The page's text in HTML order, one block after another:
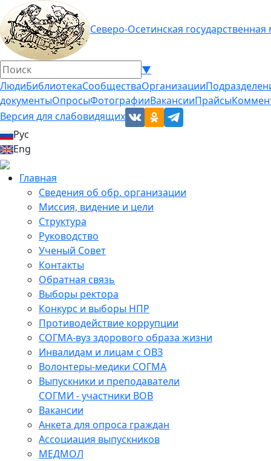
Северо-Осетинская
▼
ЛюдиБиблиотекаСообществаОрганизации
документыОпросыФотографииВакансииПрайсы
Версия для слабовидящих
Рус
Eng
Главная
Сведения об обр. организации
Миссия, видение и цели
Структура
Руководство
Ученый Совет
Контакты
Обратная связь
Выборы ректора
Конкурс и выборы НПР
Противодействие коррупции
СОГМА-вуз здорового образа жизни
Инвалидам и лицам с ОВЗ
Волонтеры-медики СОГМА
Выпускники и преподаватели
СОГМИ - участники ВОВ
Вакансии
Анкета для опроса граждан
Ассоциация выпускников
МЕДМОЛ